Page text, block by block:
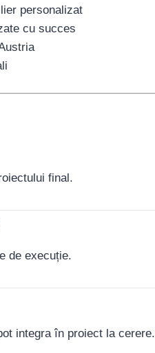
personalizat
cu succes
final.
de execuție.
integra în proiect la cerere.